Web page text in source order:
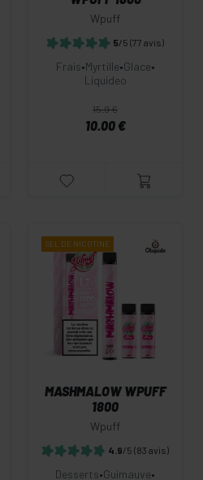
Wpuff
5/5 (77 avis)
Frais•Myrtille•Glace•
Liquideo
15.9 €
10.00 €
SEL DE NICOTINE
MASHMALOW WPUFF
1800
Wpuff
4.9/5 (83 avis)
Desserts•Guimauve•